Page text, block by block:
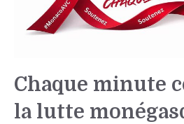
Chaque minute
la lutte